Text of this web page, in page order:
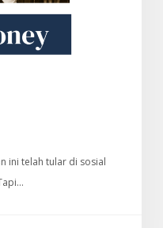
ini telah tular di sosial